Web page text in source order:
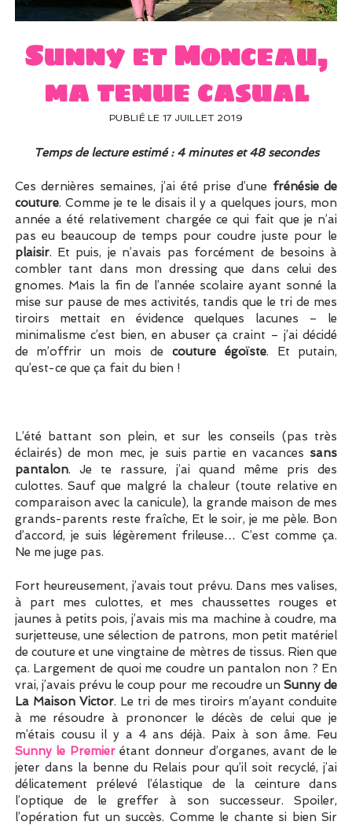
UN PEU DE DÉCO ?
Sunny et Monceau,
ma tenue casual
PUBLIÉ LE 17 JUILLET 2019
Temps de lecture estimé : 4 minutes et 48 secondes
Ces dernières semaines, j’ai été prise d’une frénésie de
couture. Comme je te le disais il y a quelques jours, mon
année a été relativement chargée ce qui fait que je n’ai
pas eu beaucoup de temps pour coudre juste pour le
plaisir. Et puis, je n’avais pas forcément de besoins à
combler tant dans mon dressing que dans celui des
gnomes. Mais la fin de l’année scolaire ayant sonné la
mise sur pause de mes activités, tandis que le tri de mes
tiroirs mettait en évidence quelques lacunes – le
minimalisme c’est bien, en abuser ça craint – j’ai décidé
de m’offrir un mois de couture égoïste. Et putain,
qu’est-ce que ça fait du bien !
L’été battant son plein, et sur les conseils (pas très
éclairés) de mon mec, je suis partie en vacances sans
pantalon. Je te rassure, j’ai quand même pris des
culottes. Sauf que malgré la chaleur (toute relative en
comparaison avec la canicule), la grande maison de mes
grands-parents reste fraîche, Et le soir, je me pèle. Bon
d’accord, je suis légèrement frileuse… C’est comme ça.
Ne me juge pas.
Fort heureusement, j’avais tout prévu. Dans mes valises,
à part mes culottes, et mes chaussettes rouges et
jaunes à petits pois, j’avais mis ma machine à coudre, ma
surjetteuse, une sélection de patrons, mon petit matériel
de couture et une vingtaine de mètres de tissus. Rien que
ça. Largement de quoi me coudre un pantalon non ? En
vrai, j’avais prévu le coup pour me recoudre unSunny de
La Maison Victor. Le tri de mes tiroirs m’ayant conduite
à me résoudre à prononcer le décès de celui que je
m’étais cousu il y a 4 ans déjà. Paix à son âme. Feu
Sunny le Premierétant donneur d’organes, avant de le
jeter dans la benne du Relais pour qu’il soit recyclé, j’ai
délicatement prélevé l’élastique de la ceinture dans
l’optique de le greffer à son successeur. Spoiler,
l’opération fut un succès. Comme le chante si bien Sir